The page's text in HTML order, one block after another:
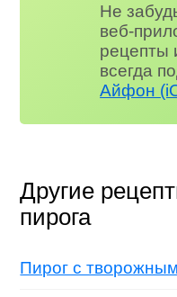
Не
веб-
рецепты
всегда
Айфон
Другие
пирога
Пирог с